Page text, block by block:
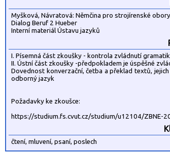
Myšková, Návratová: Němčina pro strojírenské obory
Dialog Beruf 2 Hueber
Interní materiál Ústavu jazyků
I. Písemná část zkoušky - kontrola zvládnutí
II. Ústní část zkoušky -předpokladem je úspěšné
Dovednost konverzační, četba a překlad textů,
odborný jazyk
Požadavky ke zkoušce:
https://studium.fs.cvut.cz/studium/u12104/ZBNE-
čtení, mluvení, psaní, poslech